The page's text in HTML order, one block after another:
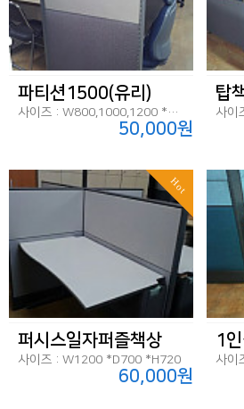
파티션1500(유리)
사이즈 : W800,1000,1200 *D45 *H1500
50,000원
탑
Hot
퍼시스일자퍼즐책상
사이즈 : W1200 *D700 *H720
60,000원
1
사이